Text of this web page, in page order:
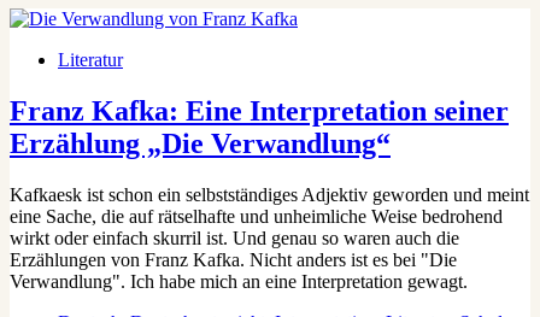
Literatur
Franz Kafka: Eine Interpretation seiner
Erzählung „Die Verwandlung“
Kafkaesk ist schon ein selbstständiges Adjektiv geworden und meint
eine Sache, die auf rätselhafte und unheimliche Weise bedrohend
wirkt oder einfach skurril ist. Und genau so waren auch die
Erzählungen von Franz Kafka. Nicht anders ist es bei "Die
Verwandlung". Ich habe mich an eine Interpretation gewagt.